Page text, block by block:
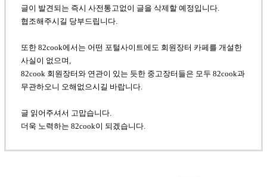
글이 발견되는 즉시 사전통고없이 글을 삭제할 예정입니다.
협조해주시길 당부드립니다.
또한 82cook에서는 어떤 포털사이트에도 회원장터 카페를 개설한
사실이 없으며,
82cook 회원장터와 연관이 있는 듯한 중고장터들은 모두 82cook과
무관하오니 오해없으시길 바랍니다.
글 읽어주셔서 고맙습니다.
더욱 노력하는 82cook이 되겠습니다.